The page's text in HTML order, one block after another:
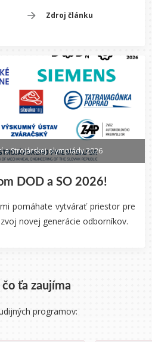
Zdroj článku
a Strojárskej olympiády 2026
DOD a SO 2026!
pomáhate vytvárať priestor pre
novej generácie odborníkov.
ťa zaujíma
programov: